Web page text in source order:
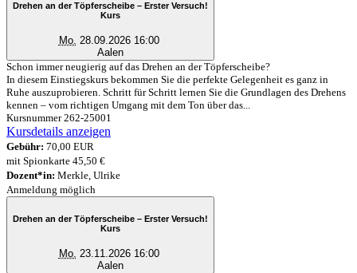
Drehen an der Töpferscheibe – Erster Versuch!
Kurs
Mo. 28.09.2026 16:00
Aalen
Schon immer neugierig auf das Drehen an der Töpferscheibe?
In diesem Einstiegskurs bekommen Sie die perfekte Gelegenheit es ganz in
Ruhe auszuprobieren. Schritt für Schritt lernen Sie die Grundlagen des Drehens
kennen – vom richtigen Umgang mit dem Ton über das...
Kursnummer 262-25001
Kursdetails anzeigen
Gebühr: 70,00 EUR
mit Spionkarte 45,50 €
Dozent*in: Merkle, Ulrike
Anmeldung möglich
Drehen an der Töpferscheibe – Erster Versuch!
Kurs
Mo. 23.11.2026 16:00
Aalen